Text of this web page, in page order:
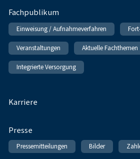
Fachpublikum
Einweisung / Aufnahmeverfahren
Veranstaltungen Aktuelle Fachthemen
Integrierte Versorgung
Karriere
Presse
Pressemitteilungen Bilder